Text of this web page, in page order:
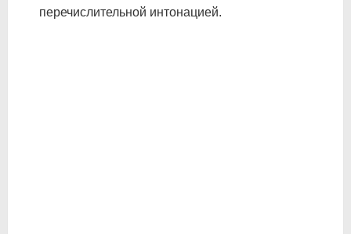
перечислительной интонацией.